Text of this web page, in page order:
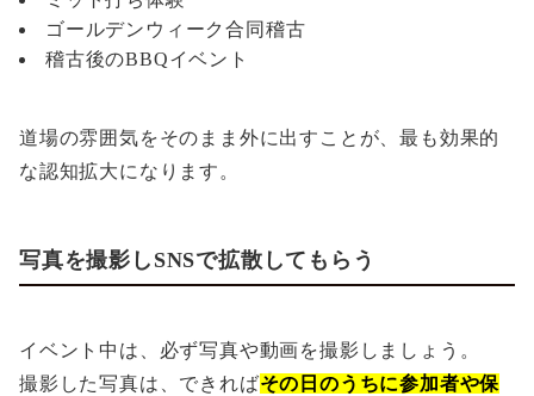
ゴールデンウィーク合同稽古
稽古後のBBQイベント
道場の雰囲気をそのまま外に出すことが、最も効果的
な認知拡大になります。
写真を撮影しSNSで拡散してもらう
イベント中は、必ず写真や動画を撮影しましょう。
撮影した写真は、できればその日のうちに参加者や保